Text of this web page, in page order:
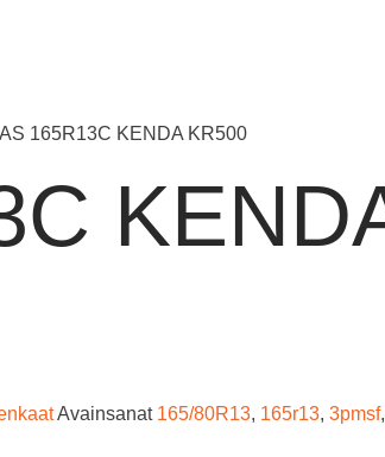
165R13C KENDA KR500
Avainsanat 165/80R13, 165r13, 3pmsf,